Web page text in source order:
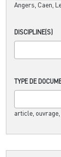
Angers, Caen,
DISCIPLINE(S)
TYPE DE
article, ouvrage,